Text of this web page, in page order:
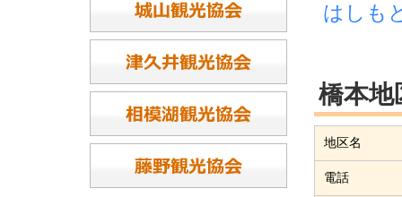
2025.12.05
講習会を
2025.11.11
2025.11.06
2025.10.24
はしも
橋本地
地区名
電話